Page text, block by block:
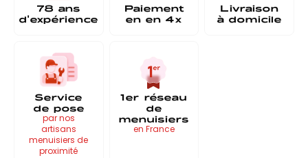
78 ans
d'expérience
Paiement
en en 4x
Livraison
à domicile
Service
de pose
par nos
artisans
menuisiers de
proximité
1er réseau
de
menuisiers
en France